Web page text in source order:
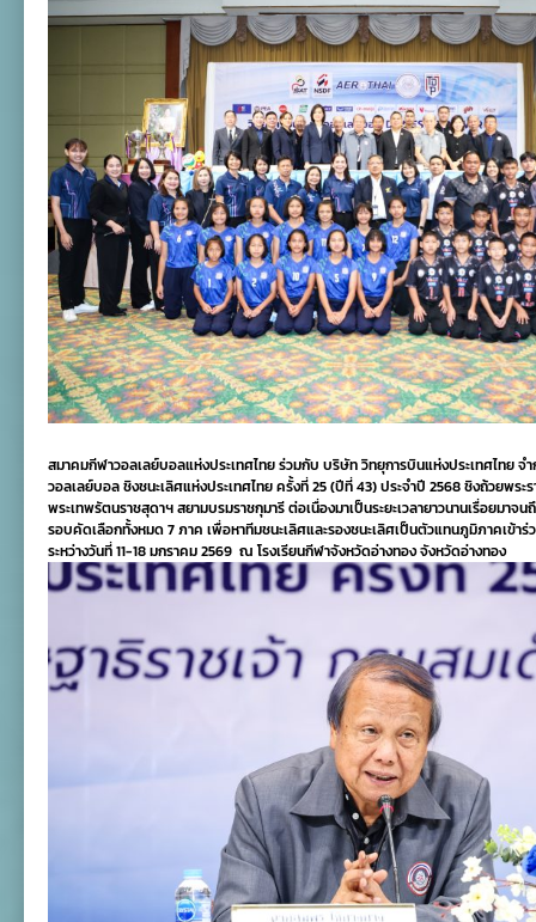
สมาคมกีฬาวอลเลย์บอลแห่งประเทศไทย ร่วมกับ บริษัท วิทยุการบินแห่งประเทศไทย
วอลเลย์บอล ชิงชนะเลิศแห่งประเทศไทย ครั้งที่25 (ปีที่43) ประจำปี 2568 ชิงถ้วยพระ
พระเทพรัตนราชสุดาฯ สยามบรมราชกุมารี ต่อเนื่องมาเป็นระยะเวลายาวนานเรื่อยมาจ
รอบคัดเลือกทั้งหมด 7 ภาค เพื่อหาทีมชนะเลิศและรองชนะเลิศเป็นตัวแทนภูมิภาคเข้าร่
ระหว่างวันที่11-18 มกราคม 2569 ณ โรงเรียนกีฬาจังหวัดอ่างทอง จังหวัดอ่างทอง